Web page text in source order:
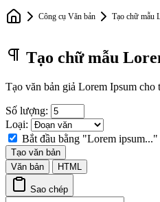
Công cụ Văn bản Tạo chữ mẫu
Tạo chữ mẫu
Tạo văn bản giả Lorem Ipsum cho
Số lượng:
Loại:
Bắt đầu bằng "Lorem ipsum..."
Tạo văn bản
Văn bản
HTML
Sao chép